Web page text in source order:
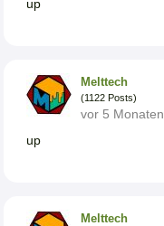
up
Melttech
(1122 Posts)
vor 5 Monaten
up
Melttech